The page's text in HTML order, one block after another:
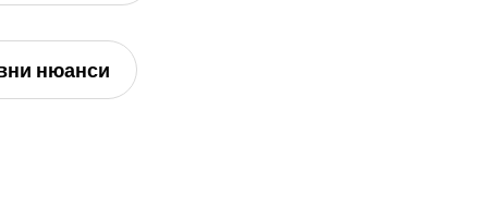
нюанси